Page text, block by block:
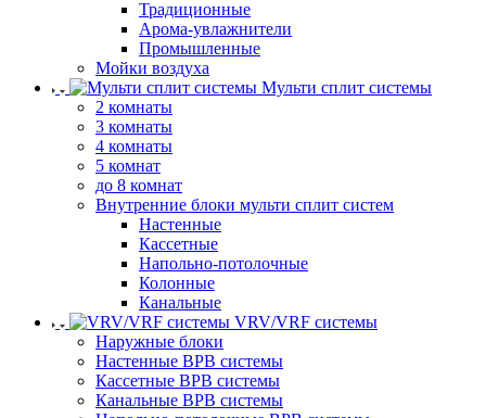
Традиционные
Арома-увлажнители
Промышленные
Мойки воздуха
Мульти сплит системы
2 комнаты
3 комнаты
4 комнаты
5 комнат
до 8 комнат
Внутренние блоки мульти сплит систем
Настенные
Кассетные
Напольно-потолочные
Колонные
Канальные
VRV/VRF системы
Наружные блоки
Настенные ВРВ системы
Кассетные ВРВ системы
Канальные ВРВ системы